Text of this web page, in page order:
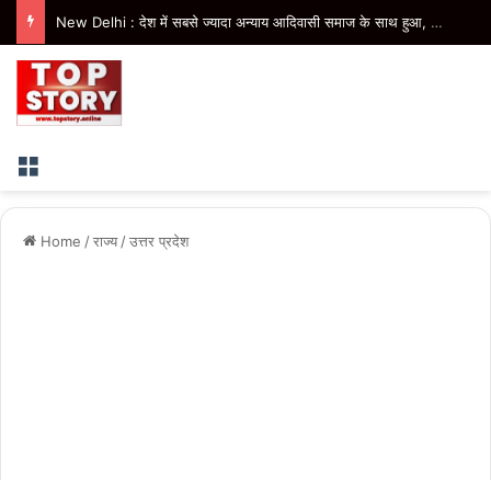
New Delhi : देश में सबसे ज्यादा अन्याय आदिवासी समाज के साथ हुआ, सिर्फ ‘‘आप’’ लड़ रही आदिवासियों के अधिकारों की लड़ाई- केजरीवाल
Menu
Home /राज्य /उत्तर प्रदेश